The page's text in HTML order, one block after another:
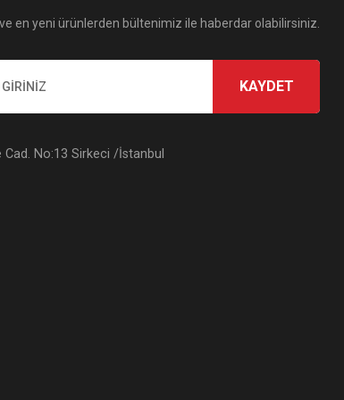
en yeni ürünlerden bültenimiz ile haberdar olabilirsiniz.
KAYDET
No:13 Sirkeci /İstanbul